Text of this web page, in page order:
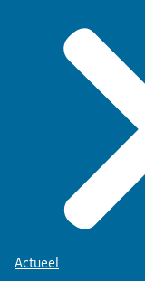
Actueel